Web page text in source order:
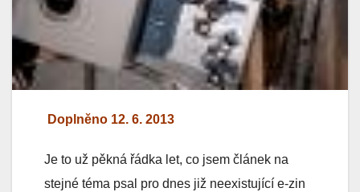
Doplněno 12. 6. 2013
Je to už pěkná řádka let, co jsem článek na
stejné téma psal pro dnes již neexistující e-zin